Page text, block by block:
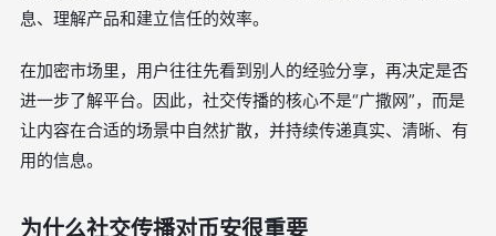
息、理解产品和建立信任的效率。
在加密市场里，用户往往先看到别人的经验分享，再决定是否
进一步了解平台。因此，社交传播的核心不是“广撒网”，而是
让内容在合适的场景中自然扩散，并持续传递真实、清晰、有
用的信息。
为什么社交传播对币安很重要